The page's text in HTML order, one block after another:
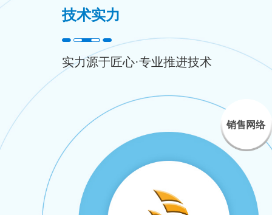
技术实力
实力源于匠心·专业推进技术
销售网络